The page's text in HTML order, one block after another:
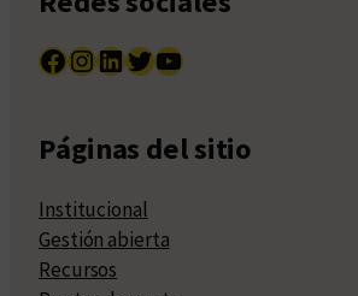
Facebook InstagramLinkedIn Twitter YouTube
Páginas del sitio
Institucional
Gestión abierta
Recursos